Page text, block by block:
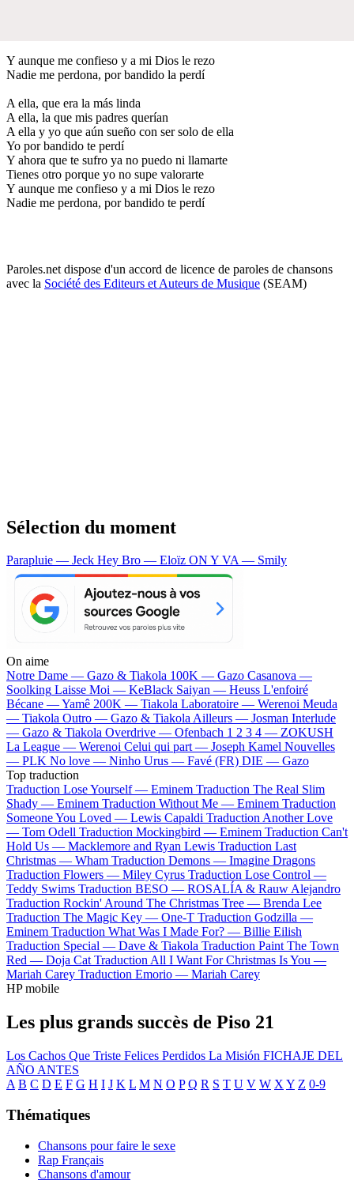
Y aunque me confieso y a mi Dios le rezo
Nadie me perdona, por bandido la perdí
A ella, que era la más linda
A ella, la que mis padres querían
A ella y yo que aún sueño con ser solo de ella
Yo por bandido te perdí
Y ahora que te sufro ya no puedo ni llamarte
Tienes otro porque yo no supe valorarte
Y aunque me confieso y a mi Dios le rezo
Nadie me perdona, por bandido te perdí
Paroles.net dispose d'un accord de licence de paroles de chansons
avec la Société des Editeurs et Auteurs de Musique (SEAM)
Sélection du moment
Parapluie — Jeck Hey Bro — Eloïz ON Y VA — Smily
On aime
Notre Dame — Gazo & Tiakola 100K — Gazo Casanova —
Soolking Laisse Moi — KeBlack Saiyan — Heuss L'enfoiré
Bécane —Yamê 200K — Tiakola Laboratoire — Werenoi Meuda
— Tiakola Outro — Gazo & TiakolaAilleurs — Josman Interlude
— Gazo & Tiakola Overdrive — Ofenbach 1 2 3 4 — ZOKUSH
La League — Werenoi Celui qui part — Joseph Kamel Nouvelles
— PLK No love — Ninho Urus — Favé (FR) DIE — Gazo
Top traduction
Traduction Lose Yourself — Eminem Traduction The Real Slim
Shady — Eminem Traduction Without Me — Eminem Traduction
Someone You Loved — Lewis Capaldi Traduction Another Love
— Tom Odell Traduction Mockingbird — Eminem Traduction Can't
Hold Us — Macklemore and Ryan Lewis Traduction Last
Christmas — Wham Traduction Demons — Imagine Dragons
Traduction Flowers — Miley Cyrus Traduction Lose Control —
Teddy Swims Traduction BESO — ROSALÍA & Rauw Alejandro
Traduction Rockin' Around The Christmas Tree — Brenda Lee
Traduction The Magic Key — One-T Traduction Godzilla —
Eminem Traduction What Was I Made For? — Billie Eilish
Traduction Special — Dave & Tiakola Traduction Paint The Town
Red — Doja Cat Traduction All I Want For Christmas Is You —
Mariah Carey Traduction Emorio — Mariah Carey
HP mobile
Les plus grands succès de Piso 21
Los Cachos Que Triste Felices Perdidos La Misión FICHAJE DEL
AÑO ANTES
A B C D E F G H I J K L M N O P Q R S T U V W X Y Z 0-9
Thématiques
Chansons pour faire le sexe
Rap Français
Chansons d'amour